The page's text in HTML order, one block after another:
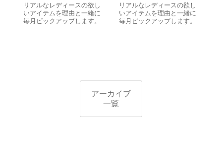
リアルなレディースの欲し
いアイテムを理由と一緒に
毎月ピックアップします。
リアルなレディースの欲し
いアイテムを理由と一緒に
毎月ピックアップします。
アーカイブ
一覧